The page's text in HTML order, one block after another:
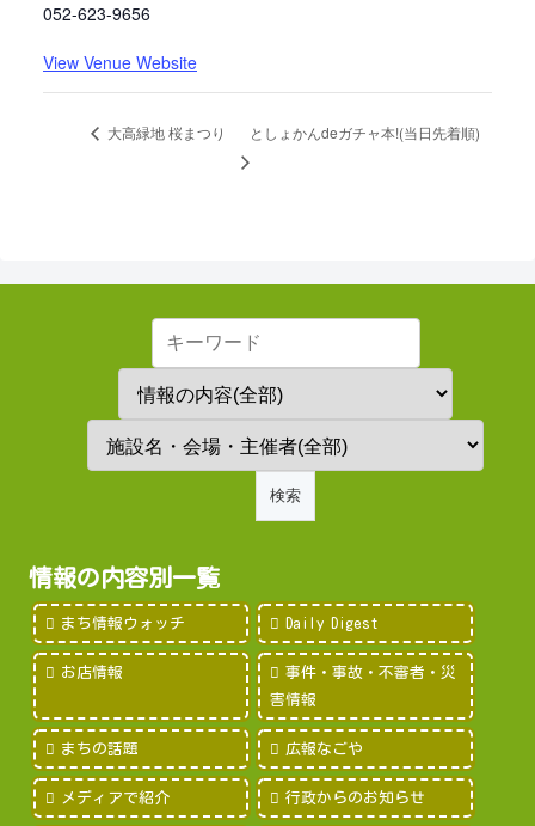
052-623-9656
View Venue Website
大高緑地 桜まつり としょかんdeガチャ本!(当日先着順)
情報の内容別一覧
まち情報ウォッチ Daily Digest
お店情報
事件・事故・不審者・災
害情報
まちの話題 広報なごや
メディアで紹介 行政からのお知らせ